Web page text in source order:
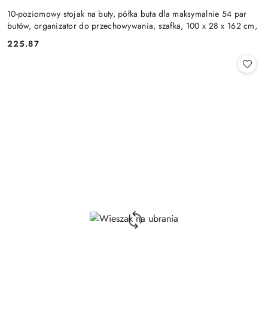
10-poziomowy stojak na buty, półka buta dla maksymalnie 54 par
butów, organizator do przechowywania, szafka, 100 x 28 x 162 cm,
Cena:
225.87